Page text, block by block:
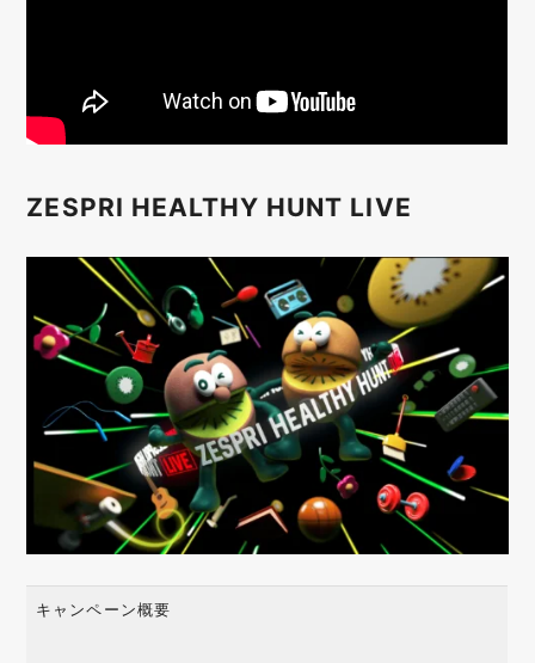
ZESPRI HEALTHY HUNT LIVE
キャンペーン概要